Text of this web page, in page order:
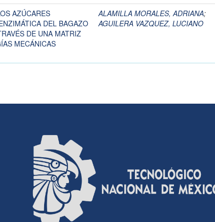
AZÚCARES
DEL BAGAZO
DE UNA MATRIZ
MECÁNICAS
ALAMILLA MORALES, ADRIANA;
AGUILERA VAZQUEZ, LUCIANO